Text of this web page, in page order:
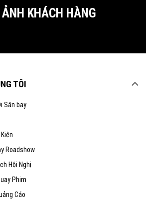
KHÁCH HÀNG
TÔI
Sân bay
Roadshow
Hội Nghị
Phim
Cáo